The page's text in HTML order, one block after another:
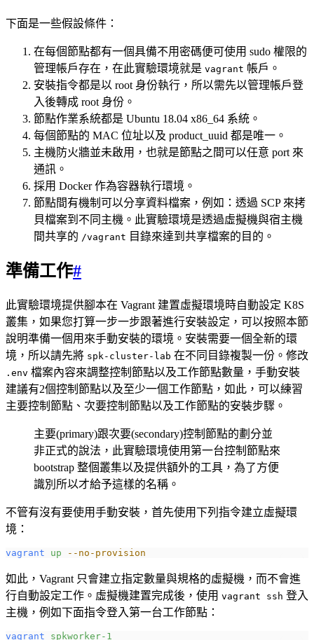
下面是一些假設條件：
在每個節點都有一個具備不用密碼便可使用 sudo 權限的
管理帳戶存在，在此實驗環境就是 vagrant 帳戶。
安裝指令都是以 root 身份執行，所以需先以管理帳戶登
入後轉成 root 身份。
節點作業系統都是 Ubuntu 18.04 x86_64 系統。
每個節點的 MAC 位址以及 product_uuid 都是唯一。
主機防火牆並未啟用，也就是節點之間可以任意 port 來
通訊。
採用 Docker 作為容器執行環境。
節點間有機制可以分享資料檔案，例如：透過 SCP 來拷
貝檔案到不同主機。此實驗環境是透過虛擬機與宿主機
間共享的 /vagrant 目錄來達到共享檔案的目的。
準備工作#
此實驗環境提供腳本在 Vagrant 建置虛擬環境時自動設定 K8S
叢集，如果您打算一步一步跟著進行安裝設定，可以按照本節
說明準備一個用來手動安裝的環境。安裝需要一個全新的環
境，所以請先將 spk-cluster-lab 在不同目錄複製一份。修改
.env 檔案內容來調整控制節點以及工作節點數量，手動安裝
建議有2個控制節點以及至少一個工作節點，如此，可以練習
主要控制節點、次要控制節點以及工作節點的安裝步驟。
主要(primary)跟次要(secondary)控制節點的劃分並
非正式的說法，此實驗環境使用第一台控制節點來
bootstrap 整個叢集以及提供額外的工具，為了方便
識別所以才給予這樣的名稱。
不管有沒有要使用手動安裝，首先使用下列指令建立虛擬環
境：
vagrant up --no-provision
如此，Vagrant 只會建立指定數量與規格的虛擬機，而不會進
行自動設定工作。虛擬機建置完成後，使用 vagrant ssh 登入
主機，例如下面指令登入第一台工作節點：
vagrant spkworker-1